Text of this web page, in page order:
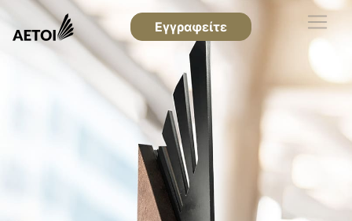
Εγγραφείτε